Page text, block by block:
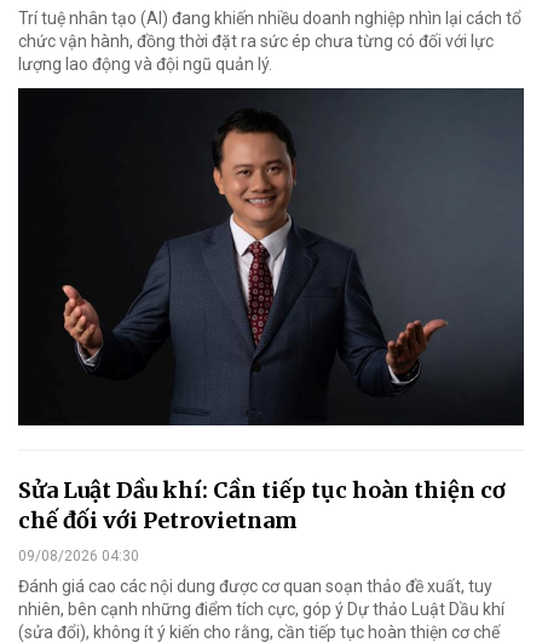
Trí tuệ nhân tạo (AI) đang khiến nhiều doanh nghiệp nhìn lại cách tổ
chức vận hành, đồng thời đặt ra sức ép chưa từng có đối với lực
lượng lao động và đội ngũ quản lý.
Sửa Luật Dầu khí: Cần tiếp tục hoàn thiện cơ
chế đối với Petrovietnam
09/08/2026 04:30
Đánh giá cao các nội dung được cơ quan soạn thảo đề xuất, tuy
nhiên, bên cạnh những điểm tích cực, góp ý Dự thảo Luật Dầu khí
(sửa đổi), không ít ý kiến cho rằng, cần tiếp tục hoàn thiện cơ chế